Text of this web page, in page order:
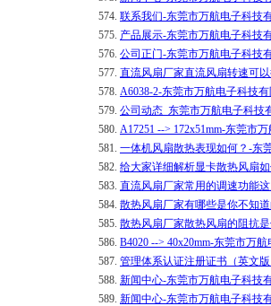
574. 联系我们-东莞市万航电子科技
575. 产品展示-东莞市万航电子科技
576. 公司正门-东莞市万航电子科技
577. 直流风扇厂家直流风扇转速可
578. A6038-2-东莞市万航电子科技有
579. 公司动态_东莞市万航电子科技
580. A17251 --> 172x51mm-东莞市
581. 一体机风扇散热表现如何？-东
582. 给大家详细解析显卡散热风扇
583. 直流风扇厂家常用的调速功能
584. 散热风扇厂家有哪些是你不知
585. 散热风扇厂家散热风扇的阻抗
586. B4020 --> 40x20mm-东莞市万
587. 管理体系认证注册证书（英文
588. 新闻中心-东莞市万航电子科技
589. 新闻中心-东莞市万航电子科技